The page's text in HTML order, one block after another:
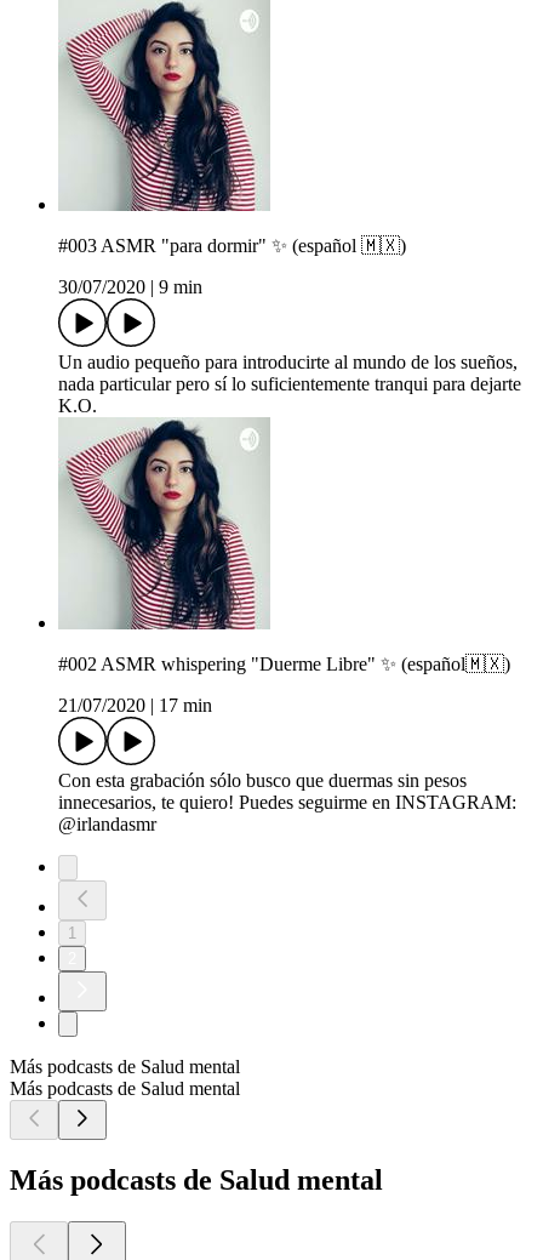
#003 ASMR "para dormir" ✨ (español 🇲🇽)
30/07/2020
9 min
Un audio pequeño para introducirte al mundo de los sueños,
nada particular pero sí lo suficientemente tranqui para dejarte
K.O.
#002 ASMR whispering "Duerme Libre" ✨ (español🇲🇽)
21/07/2020
17 min
Con esta grabación sólo busco que duermas sin pesos
innecesarios, te quiero! Puedes seguirme en INSTAGRAM:
@irlandasmr
1
Más podcasts de Salud mental
Más podcasts de Salud mental
Más podcasts de Salud mental